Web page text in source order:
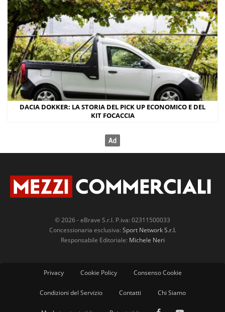
DACIA DOKKER: LA STORIA DEL PICK UP ECONOMICO E DEL
KIT FOCACCIA
© 2026 - eBrave S.r.l. P.iva: 02311500033
Concessionaria esclusiva: Sport Network S.r.l.
Responsabile Editoriale: Michele Neri
Privacy Cookie Policy Consenso Cookie
Condizioni del Servizio Contatti Chi Siamo